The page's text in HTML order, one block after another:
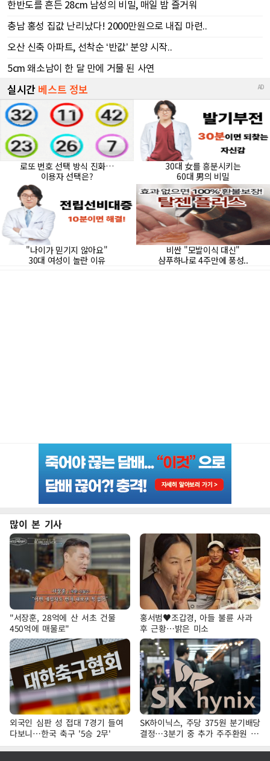
많이 본 기사
"서장훈, 28억에 산 서초 건물
450억에 매물로"
홍서범♥조갑경, 아들 불륜 사과
후 근황…밝은 미소
외국인 심판 성 접대 7경기 들여
다보니…한국 축구 '5승 2무'
SK하이닉스, 주당 375원 분기배당
결정…3분기 중 추가 주주환원 발
표